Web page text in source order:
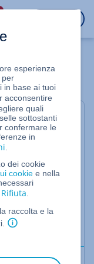
cambiare il
Hosting.
modificare le
PHP in
la tua
performance
informazioni sui
qui
esperienza
per
in base ai tuoi
acconsentire
quali
sottostanti
confermare le
in
dei cookie
cookie e nella
Rifiuta
raccolta e la